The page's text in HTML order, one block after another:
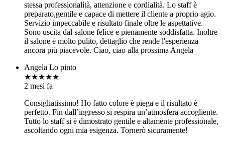
stessa professionalità, attenzione e cordialità. Lo staff è
preparato,gentile e capace di mettere il cliente a proprio agio.
Servizio impeccabile e risultato finale oltre le aspettative.
Sono uscita dal salone felice e pienamente soddisfatta. Inoltre
il salone è molto pulito, dettaglio che rende l'esperienza
ancora più piacevole. Ciao, ciao alla prossima Angela
Angela Lo pinto
★★★★★
2 mesi fa
Consigliatissimo! Ho fatto colore è piega e il risultato è
perfetto. Fin dall’ingresso si respira un’atmosfera accogliente.
Tutto lo staff si è dimostrato gentile e altamente professionale,
ascoltando ogni mia esigenza. Tornerò sicuramente!